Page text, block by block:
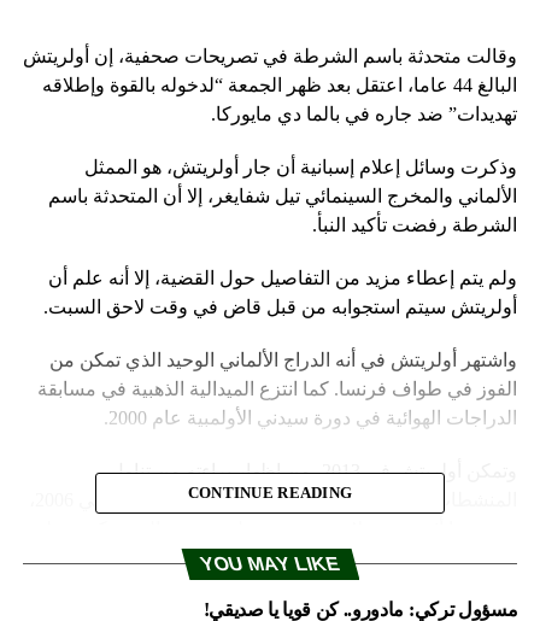
وقالت متحدثة باسم الشرطة في تصريحات صحفية، إن أولريتش
البالغ 44 عاما، اعتقل بعد ظهر الجمعة “لدخوله بالقوة وإطلاقه
تهديدات” ضد جاره في بالما دي مايوركا.
وذكرت وسائل إعلام إسبانية أن جار أولريتش، هو الممثل
الألماني والمخرج السينمائي تيل شفايغر، إلا أن المتحدثة باسم
الشرطة رفضت تأكيد النبأ.
ولم يتم إعطاء مزيد من التفاصيل حول القضية، إلا أنه علم أن
أولريتش سيتم استجوابه من قبل قاض في وقت لاحق السبت.
واشتهر أولريتش في أنه الدراج الألماني الوحيد الذي تمكن من
الفوز في طواف فرنسا. كما انتزع الميدالية الذهبية في مسابقة
الدراجات الهوائية في دورة سيدني الأولمبية عام 2000.
وتمكن أولريتش في 2013، من إظهار براءته من تناول
الطبيب المخلوع أوفيميانو فوينتس، الذي استخدم عمليات نقل
الدم لتحسين أداء كبار الدراجين.
CONTINUE READING
YOU MAY LIKE
مسؤول تركي: مادورو.. كن قويا يا صديقي!